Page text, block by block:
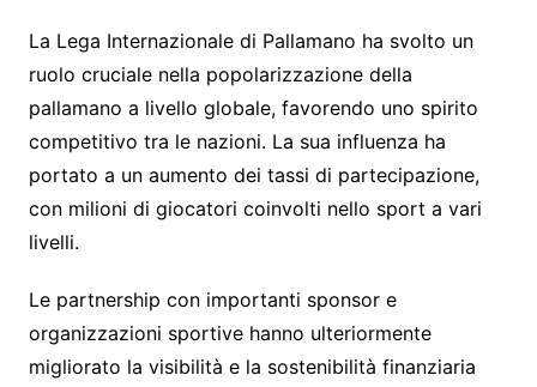
La Lega Internazionale di Pallamano ha svolto un
ruolo cruciale nella popolarizzazione della
pallamano a livello globale, favorendo uno spirito
competitivo tra le nazioni. La sua influenza ha
portato a un aumento dei tassi di partecipazione,
con milioni di giocatori coinvolti nello sport a vari
livelli.
Le partnership con importanti sponsor e
organizzazioni sportive hanno ulteriormente
migliorato la visibilità e la sostenibilità finanziaria